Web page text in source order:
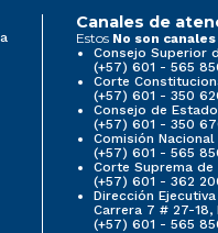
Canales de
Estos No son
Consejo Superior
(+57) 601 - 565
Corte
(+57) 601 - 350
Consejo de
(+57) 601 - 350
Comisión
(+57) 601 - 565
Corte Suprema de
(+57) 601 - 362
Dirección
Carrera 7 # 27-18,
(+57) 601 - 565